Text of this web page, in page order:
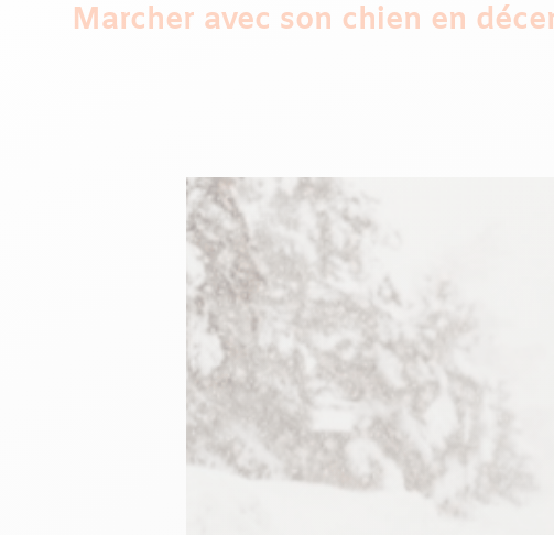
Marcher avec son chien en